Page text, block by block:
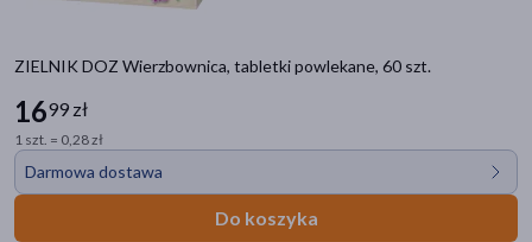
ZIELNIK DOZ Wierzbownica, tabletki powlekane, 60 szt.
1699 zł
1 szt. = 0,28 zł
Darmowa dostawa
Do koszyka